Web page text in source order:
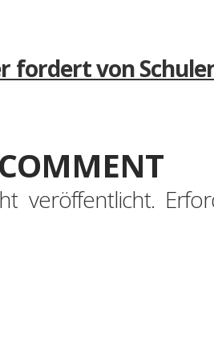
von
veröffentlicht.